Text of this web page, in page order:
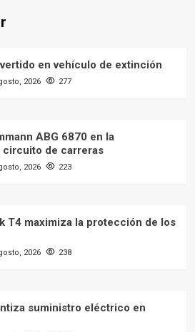
en vehículo de extinción
2026 277
ABG 6870 en la
circuito de carreras
2026 223
T4 maximiza la protección de los
2026 238
suministro eléctrico en